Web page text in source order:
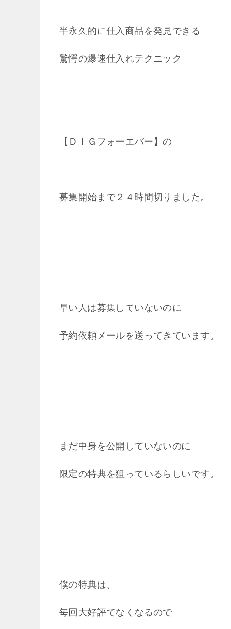
半永久的に仕入商品を発見できる
驚愕の爆速仕入れテクニック
【ＤＩＧフォーエバー】の
募集開始まで２４時間切りました。
早い人は募集していないのに
予約依頼メールを送ってきています。
まだ中身を公開していないのに
限定の特典を狙っているらしいです。
僕の特典は、
毎回大好評でなくなるので